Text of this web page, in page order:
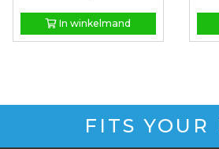
In winkelmand
FITS YOUR